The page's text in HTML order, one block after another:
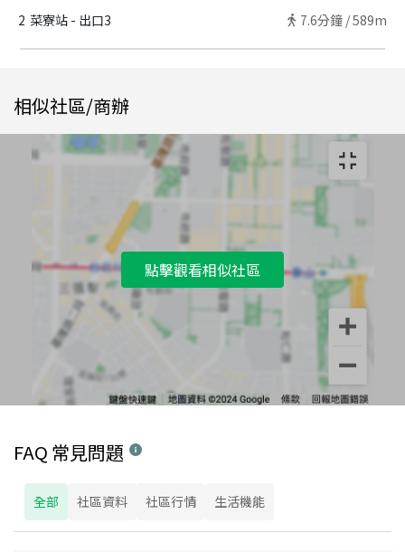
2 菜寮站 - 出口3 7.6分鐘 /589m
相似社區/商辦
點擊觀看相似社區
FAQ 常見問題
全部 社區資料 社區行情 生活機能